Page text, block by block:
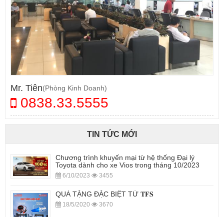
Mr. Tiên(Phòng Kinh Doanh)
0838.33.5555
TIN TỨC MỚI
Chương trình khuyến mại từ hệ thống Đại lý
Toyota dành cho xe Vios trong tháng 10/2023
6/10/2023 3455
QUÀ TẶNG ĐẶC BIỆT TỪ 𝐓𝐅𝐒
18/5/2020 3670